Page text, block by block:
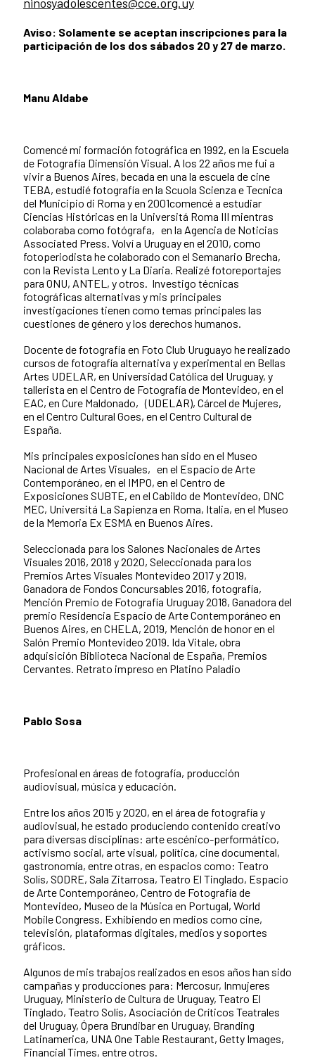
Aviso: Solamente se aceptan inscripciones para la
participación de los dos sábados 20 y 27 de marzo.
Manu Aldabe
Comencé mi formación fotográfica en 1992, en la Escuela
de Fotografía Dimensión Visual. A los 22 años me fui a
vivir a Buenos Aires, becada en una la escuela de cine
TEBA, estudié fotografía en la Scuola Scienza e Tecnica
del Municipio di Roma y en 2001comencé a estudiar
Ciencias Históricas en la Universitá Roma III mientras
colaboraba como fotógrafa‚ en la Agencia de Noticias
Associated Press. Volví a Uruguay en el 2010, como
fotoperiodista he colaborado con el Semanario Brecha‚
con la Revista Lento y La Diaria. Realizé fotoreportajes
para ONU, ANTEL, y otros. Investigo técnicas
fotográficas alternativas y mis principales
investigaciones tienen como temas principales las
cuestiones de género y los derechos humanos.
Docente de fotografía en Foto Club Uruguayo he realizado
cursos de fotografía alternativa y experimental en Bellas
Artes UDELAR, en Universidad Católica del Uruguay, y
tallerista en el Centro de Fotografía de Montevideo, en el
EAC, en Cure Maldonado‚ (UDELAR), Cárcel de Mujeres‚
en el Centro Cultural Goes, en el Centro Cultural de
España.
Mis principales exposiciones han sido en el Museo
Nacional de Artes Visuales‚ en el Espacio de Arte
Contemporáneo, en el IMPO, en el Centro de
Exposiciones SUBTE, en el Cabildo de Montevideo, DNC
MEC, Universitá La Sapienza en Roma, Italia, en el Museo
de la Memoria Ex ESMA en Buenos Aires.
Seleccionada para los Salones Nacionales de Artes
Visuales 2016, 2018 y 2020, Seleccionada para los
Premios Artes Visuales Montevideo 2017 y 2019,
Ganadora de Fondos Concursables 2016, fotografía,
Mención Premio de Fotografía Uruguay 2018, Ganadora del
premio Residencia Espacio de Arte Contemporáneo en
Buenos Aires, en CHELA, 2019, Mención de honor en el
Salón Premio Montevideo 2019. Ida Vitale, obra
adquisición Biblioteca Nacional de España, Premios
Cervantes. Retrato impreso en Platino Paladio
Pablo Sosa
Profesional en áreas de fotografía, producción
audiovisual, música y educación.
Entre los años 2015 y 2020, en el área de fotografía y
audiovisual, he estado produciendo contenido creativo
para diversas disciplinas: arte escénico-performático,
activismo social, arte visual, política, cine documental,
gastronomía, entre otras, en espacios como: Teatro
Solís, SODRE, Sala Zitarrosa, Teatro El Tinglado, Espacio
de Arte Contemporáneo, Centro de Fotografía de
Montevideo, Museo de la Música en Portugal, World
Mobile Congress. Exhibiendo en medios como cine,
televisión, plataformas digitales, medios y soportes
gráficos.
Algunos de mis trabajos realizados en esos años han sido
campañas y producciones para: Mercosur, Inmujeres
Uruguay, Ministerio de Cultura de Uruguay, Teatro El
Tinglado, Teatro Solís, Asociación de Críticos Teatrales
del Uruguay, Ópera Brundibar en Uruguay, Branding
Latinamerica, UNA One Table Restaurant, Getty Images,
Financial Times, entre otros.